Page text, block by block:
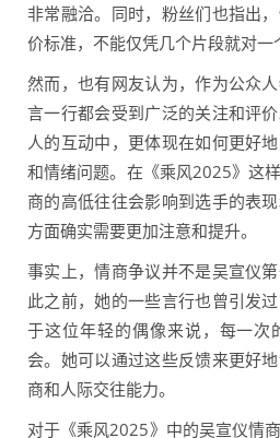
非常融洽。同时，粉丝们也指出
价标准，不能仅凭几个片段就对一
然而，也有网友认为，作为公众
言一行都会受到广泛的关注和评
人的互动中，更体现在如何更好
和情绪问题。在《乘风2025》这
商的高低往往会影响到选手的表
方面确实需要更加注意和提升。
事实上，情商争议并不是吴宣仪
此之前，她的一些言行也曾引发
于这位年轻的偶像来说，每一次
会。她可以通过这些反馈来更好
商和人际交往能力。
对于《乘风2025》中的吴宣仪情